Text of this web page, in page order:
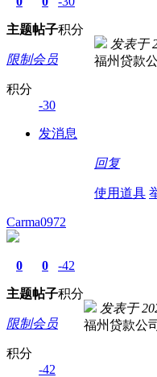
主题帖子积分
限制会员
积分
-30
发消息
发表于
福州贷款
回复
使用道具
Carma0972
0
主题
0
帖子
-42
积分
限制会员
积分
-42
发表于
福州贷款公